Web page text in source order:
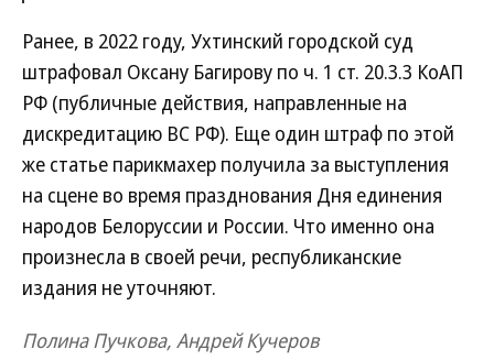
Ранее, в 2022 году, Ухтинский городской суд
штрафовал Оксану Багирову по ч. 1 ст. 20.3.3 КоАП
РФ (публичные действия, направленные на
дискредитацию ВС РФ). Еще один штраф по этой
же статье парикмахер получила за выступления
на сцене во время празднования Дня единения
народов Белоруссии и России. Что именно она
произнесла в своей речи, республиканские
издания не уточняют.
Полина Пучкова, Андрей Кучеров